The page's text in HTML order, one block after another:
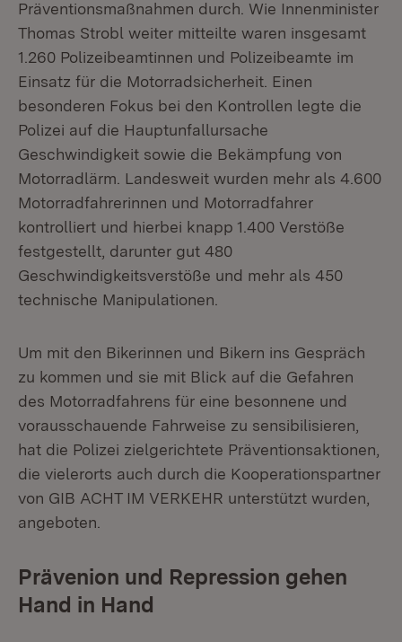
Präventionsmaßnahmen durch. Wie Innenminister
Thomas Strobl weiter mitteilte waren insgesamt
1.260 Polizeibeamtinnen und Polizeibeamte im
Einsatz für die Motorradsicherheit. Einen
besonderen Fokus bei den Kontrollen legte die
Polizei auf die Hauptunfallursache
Geschwindigkeit sowie die Bekämpfung von
Motorradlärm. Landesweit wurden mehr als 4.600
Motorradfahrerinnen und Motorradfahrer
kontrolliert und hierbei knapp 1.400 Verstöße
festgestellt, darunter gut 480
Geschwindigkeitsverstöße und mehr als 450
technische Manipulationen.
Um mit den Bikerinnen und Bikern ins Gespräch
zu kommen und sie mit Blick auf die Gefahren
des Motorradfahrens für eine besonnene und
vorausschauende Fahrweise zu sensibilisieren,
hat die Polizei zielgerichtete Präventionsaktionen,
die vielerorts auch durch die Kooperationspartner
von GIB ACHT IM VERKEHR unterstützt wurden,
angeboten.
Prävenion und Repression gehen
Hand in Hand